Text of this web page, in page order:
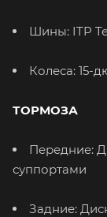
Шины: ITP
Колеса:
ТОРМОЗА
Передние:
суппортами
Задние: